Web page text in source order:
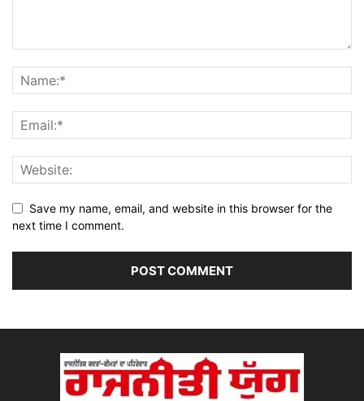
Save my name, email, and website in this browser for the
next time I comment.